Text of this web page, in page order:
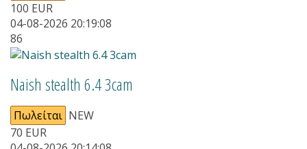
100 EUR
04-08-2026 20:19:08
86
Naish stealth 6.4 3cam
Πωλείται NEW
70 EUR